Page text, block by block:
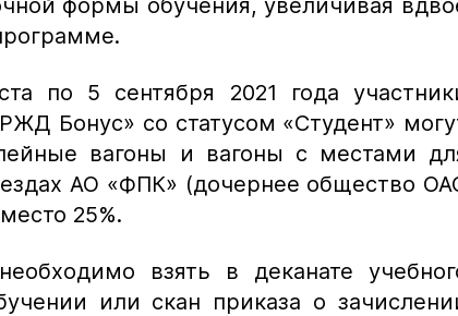
по 5 сентября 2021 года
Бонус» со статусом «Студент»
вагоны и вагоны с местами
АО «ФПК» (дочернее общество
25%.
взять в деканате
или скан приказа о